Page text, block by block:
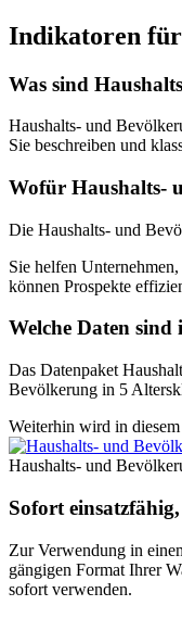
Indikatoren für
Was sind
Haushalts- und
Sie beschreiben und
Wofür Haushalts-
Die Haushalts- und
Sie helfen
können Prospekte
Welche Daten
Das Datenpaket
Bevölkerung in 5
Weiterhin wird in
Haushalts- und
Sofort
Zur Verwendung in
gängigen Format Ihrer
sofort verwenden.